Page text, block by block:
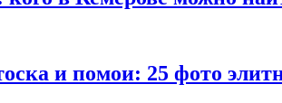
и помои: 25 фото